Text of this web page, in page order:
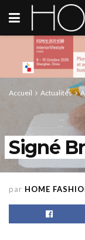
Accueil Actualités
Signé
par HOME